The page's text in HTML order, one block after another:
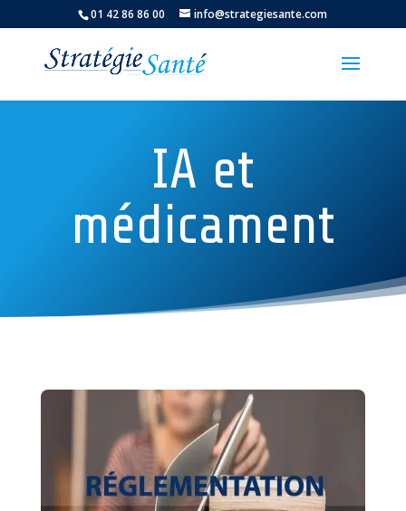
01 42 86 86 00 info@strategiesante.com
IA et
médicament